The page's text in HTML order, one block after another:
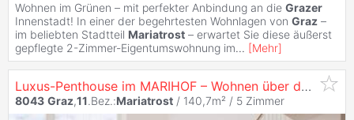
Wohnen im Grünen – mit perfekter Anbindung an die Grazer
Innenstadt! In einer der begehrtesten Wohnlagen von Graz –
im beliebten Stadtteil Mariatrost – erwartet Sie diese äußerst
gepflegte 2-Zimmer-Eigentumswohnung im... [Mehr]
Luxus-Penthouse im MARIHOF – Wohnen über den Dächern von
8043 Graz,11.Bez.:Mariatrost / 140,7m² / 5 Zimmer